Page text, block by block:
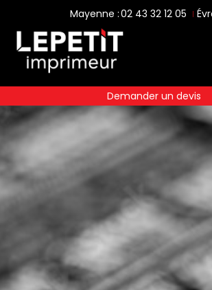
Mayenne :02 43 32 12 05
Demander un devis